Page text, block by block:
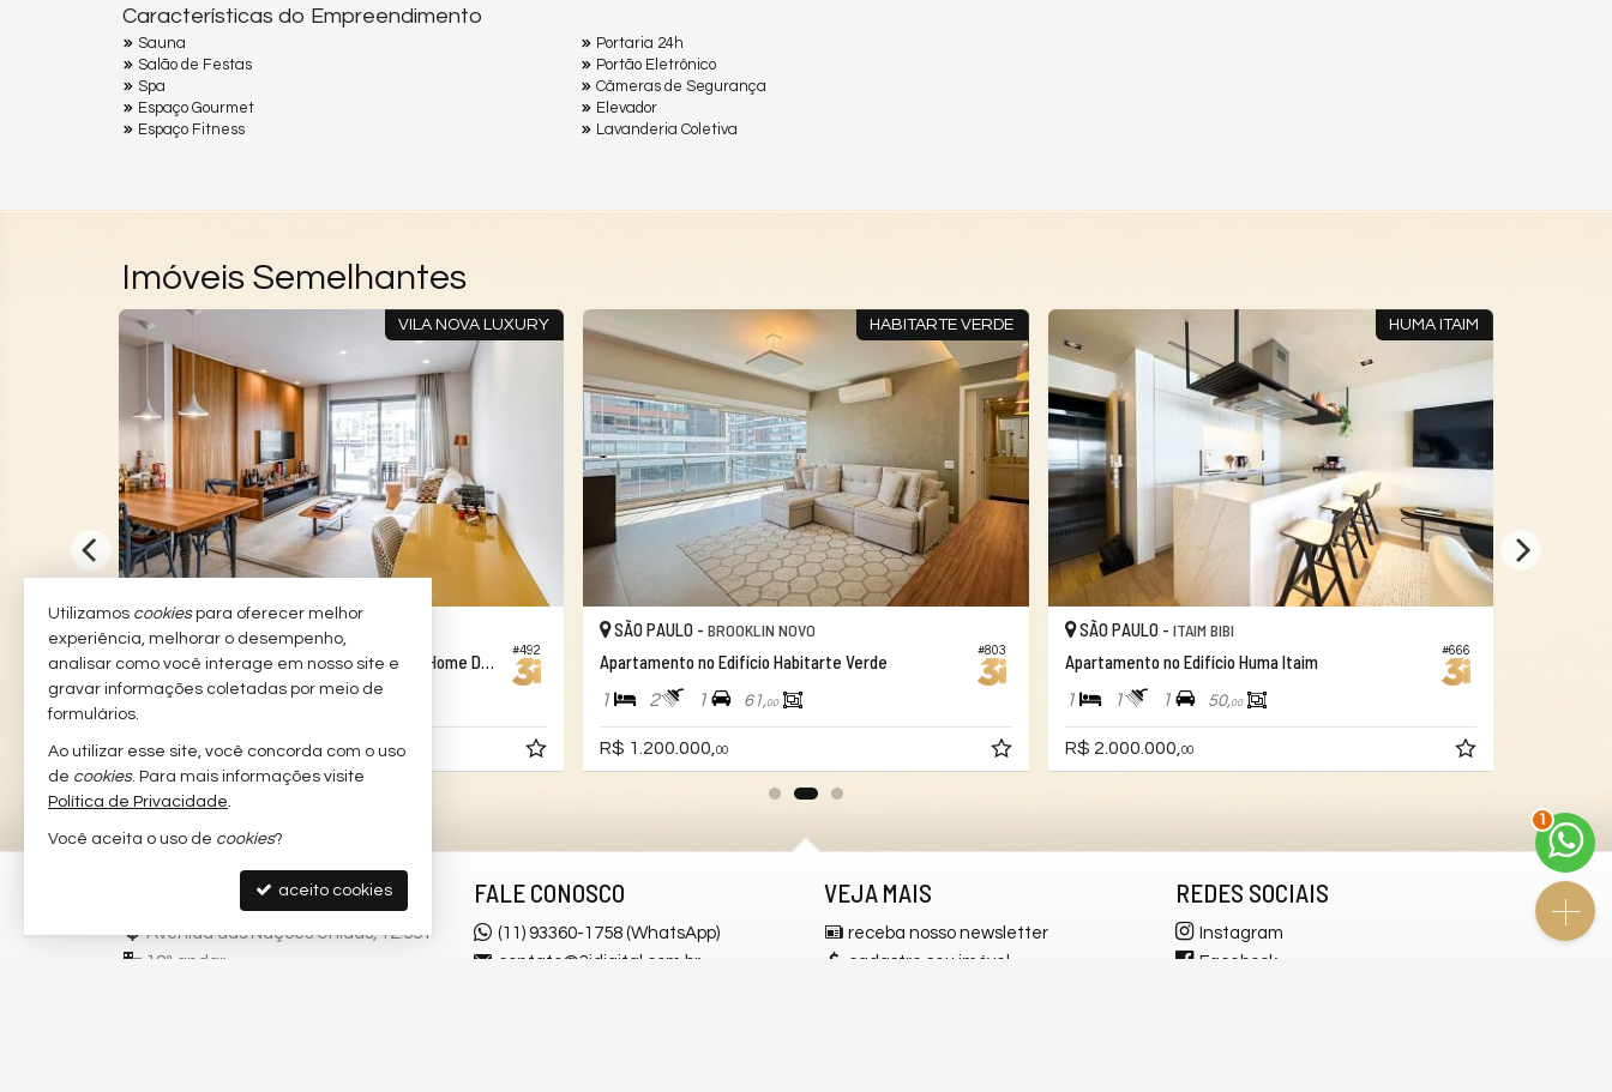
Características do Empreendimento
Sauna
Salão de Festas
Spa
Espaço Gourmet
Espaço Fitness
Portaria 24h
Portão Eletrônico
Câmeras de Segurança
Elevador
Lavanderia Coletiva
Imóveis Semelhantes
#578
VILA NOVA LUXURY
#492
SÃO PAULO - VILA NOVA CONCEIÇÃO
Apartamento no Edifício Vila Nova Luxury Home Design
1 2 1 69,
R$ 1.900.000,00
HABITARTE VERDE
#803
SÃO PAULO -BROOKLIN NOVO
Apartamento no Edifício Habitarte Verde
1 2 1 61,00
R$ 1.200.000,00
HUMA ITAIM
#666
SÃO PAULO - ITAIM BIBI
Apartamento no Edifício Huma Itaim
1 1 1 50,00
R$ 2.000.000,00
Avenida das Nações Unidas, 12.551
18º andar
FALE CONOSCO
(11) 93360-1758 (WhatsApp)
contato@3idigital.com.br
VEJA MAIS
receba nosso newsletter
cadastre seu imóvel
REDES SOCIAIS
Instagram
Facebook
2
Utilizamos cookiespara oferecer melhor
experiência, melhorar o desempenho,
analisar como você interage em nosso site e
gravar informações coletadas por meio de
formulários.
Ao utilizar esse site, você concorda com o uso
de cookies. Para mais informações visite
Política de Privacidade.
Você aceita o uso de cookies?
aceito cookies